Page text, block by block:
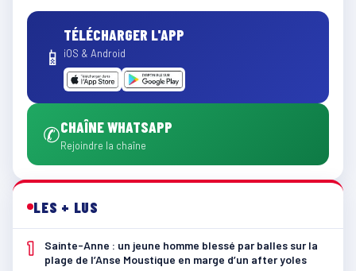
📱
TÉLÉCHARGER L'APP
iOS & Android
✆CHAÎNE WHATSAPP
Rejoindre la chaîne
LES + LUS
1
Sainte-Anne : un jeune homme blessé par balles sur la
plage de l’Anse Moustique en marge d’un after yoles